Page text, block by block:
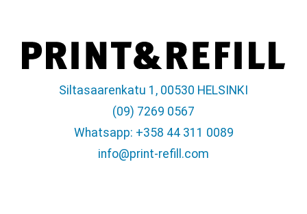
Siltasaarenkatu 1, 00530 HELSINKI
(09) 7269 0567
Whatsapp: +358 44 311 0089
info@print-refill.com